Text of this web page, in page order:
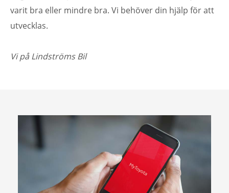
varit bra eller mindre bra. Vi behöver din hjälp för att
utvecklas.
Vi på Lindströms Bil